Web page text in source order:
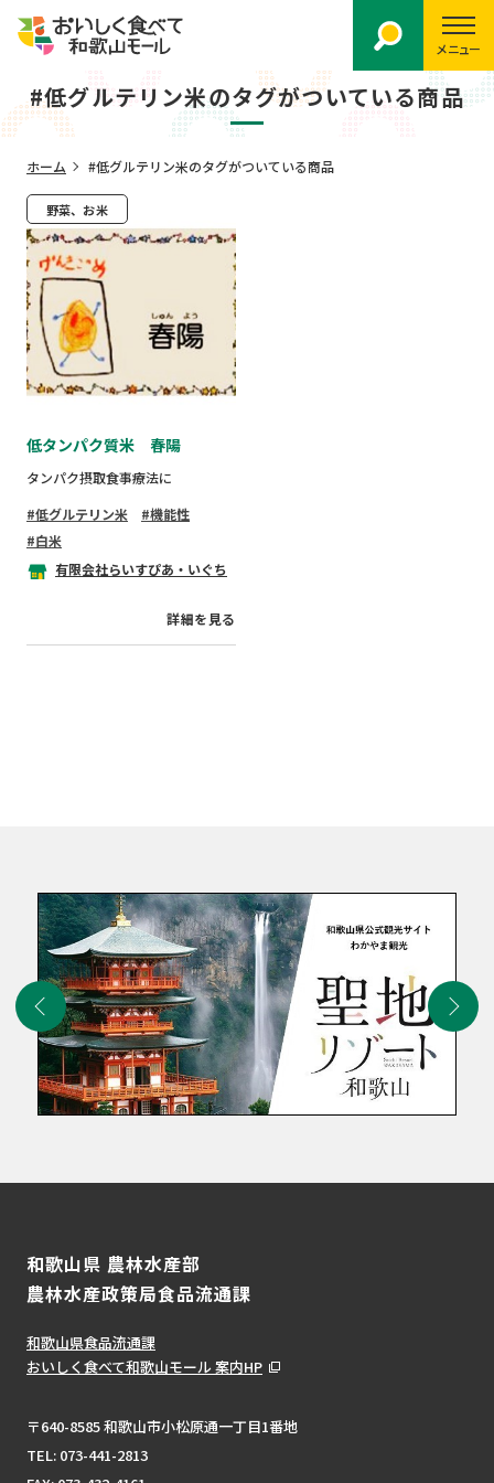
メニュー
#低グルテリン米のタグがついている商品
ホーム #低グルテリン米のタグがついている商品
野菜、お米
低タンパク質米 春陽
タンパク摂取食事療法に
低グルテリン米
機能性
白米
有限会社らいすぴあ・いぐち
詳細を見る
和歌山県 農林水産部
農林水産政策局食品流通課
和歌山県食品流通課
おいしく食べて和歌山モール 案内HP
〒640-8585 和歌山市小松原通一丁目1番地
TEL: 073-441-2813